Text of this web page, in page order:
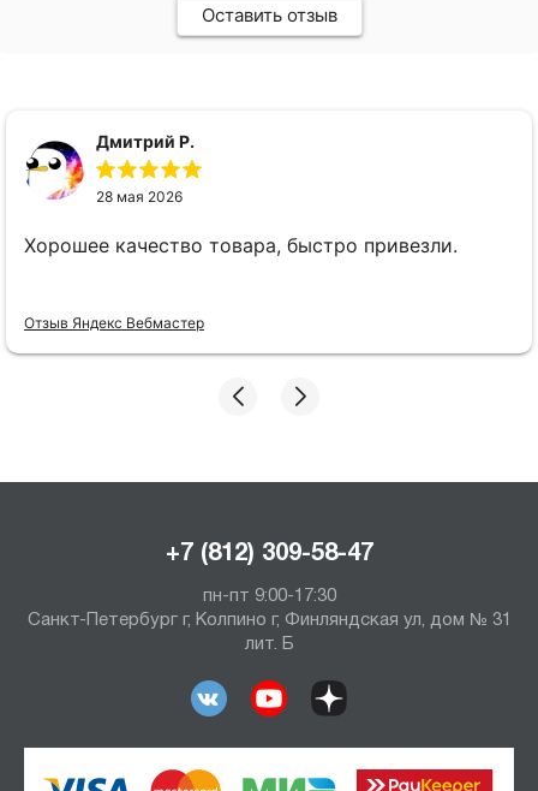
Оставить отзыв
Дмитрий Р.
28 мая 2026
Хорошее качество товара, быстро привезли.
Отзыв Яндекс Вебмастер
+7 (812) 309-58-47
пн-пт 9:00-17:30
Санкт-Петербург г, Колпино г, Финляндская ул, дом № 31
лит. Б